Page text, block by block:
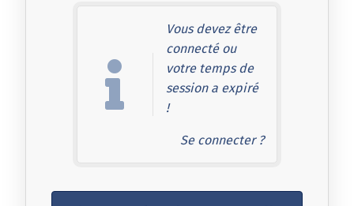
Vous devez être
connecté ou
votre temps de
session a expiré
!
Se connecter ?